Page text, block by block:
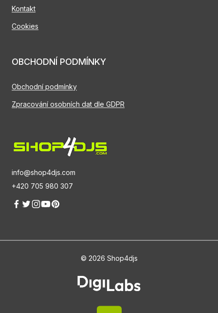
info@shop4djs.com
+420 705 980 307
Kontakt
Cookies
OBCHODNÍ PODMÍNKY
Obchodní podmínky
Zpracování osobních dat dle GDPR
© 2026 Shop4djs